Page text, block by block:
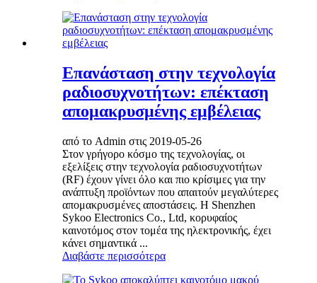
Επανάσταση στην τεχνολογία
ραδιοσυχνοτήτων: επέκταση
απομακρυσμένης εμβέλειας
από το Admin στις 2019-05-26
Στον γρήγορο κόσμο της τεχνολογίας, οι
εξελίξεις στην τεχνολογία ραδιοσυχνοτήτων
(RF) έχουν γίνει όλο και πιο κρίσιμες για την
ανάπτυξη προϊόντων που απαιτούν μεγαλύτερες
απομακρυσμένες αποστάσεις. Η Shenzhen
Sykoo Electronics Co., Ltd, κορυφαίος
καινοτόμος στον τομέα της ηλεκτρονικής, έχει
κάνει σημαντικά ...
Διαβάστε περισσότερα